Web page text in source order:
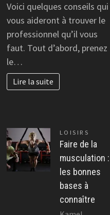
Voici quelques conseils qui
vous aideront à trouver le
professionnel qu’il vous
faut. Tout d’abord, prenez
le…
Lire la suite
LOISIRS
Faire de la
musculation :
les bonnes
bases à
connaître